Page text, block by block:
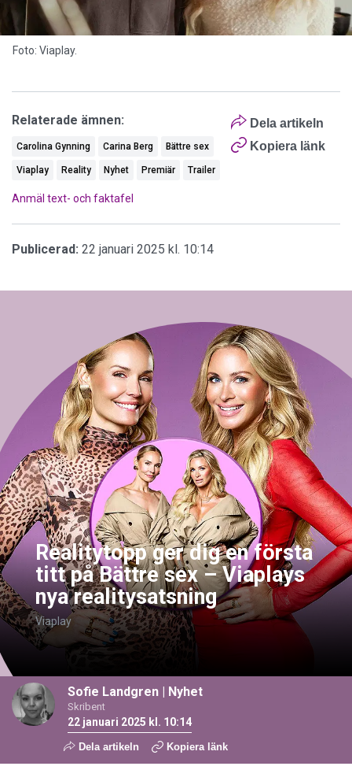
Foto: Viaplay.
Dela artikeln
Kopiera länk
Relaterade ämnen:
Carolina Gynning Carina Berg Bättre sex
Viaplay Reality Nyhet Premiär Trailer
Anmäl text- och faktafel
Publicerad: 22 januari 2025 kl. 10:14
Realitytopp ger dig en första
titt på Bättre sex – Viaplays
nya realitysatsning
Viaplay
Sofie Landgren | Nyhet
Skribent
22 januari 2025 kl. 10:14
Dela artikeln Kopiera länk